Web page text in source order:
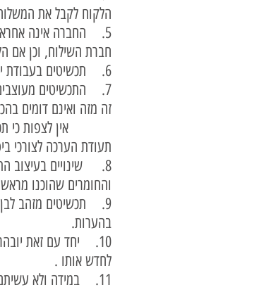
הלקוח לקבל את
5. החברה אינה
חברת השילוח, וכן אם
6. תכשיטים בעבודת יד הינם שונים בתכלית מהתכשיטים שעוצבו והוצגו בתכנת המחשב באתר האינטרנט.
7. התכשיטים
זה מזה
אין לצפות כי
תעודת הערכה לצורכי
8. שינויים בעיצוב
והחומרים שהוכנו
9. תכשיטים מזהב לבן
בהערות.
10. יחד עם זאת
לחדש אותו .
11. במידה ולא עשיתם ציפוי רודיום לתכשיט מזהב לבן ותירצו לעשות בשלב מאוחר יותר, הציפוי הראשון יהיה ללא עלות.